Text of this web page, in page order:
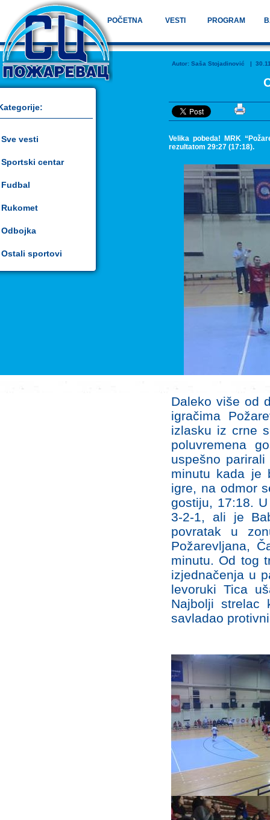
POČETNA VESTI PROGRAM
Sve vesti
Sportski centar
Fudbal
Rukomet
Odbojka
Ostali sportovi
Autor: Saša Stojadinović |
Velika pobeda! MRK
rezultatom 29:27 (17:18).
Daleko više od
igračima
izlasku iz crne
poluvremena
uspešno
minutu kada je
igre, na odmor
gostiju, 17:18.
3-2-1, ali je
povratak u
Požarevljana,
minutu. Od tog
izjednačenja u
levoruki Tica
Najbolji
savladao